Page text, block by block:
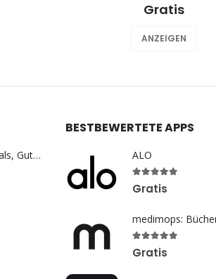
Gratis
ANZEIGEN
CouponBirds: Deals, Gutscheine
BESTBEWERTETE APPS
ALO
Gratis
Gratis